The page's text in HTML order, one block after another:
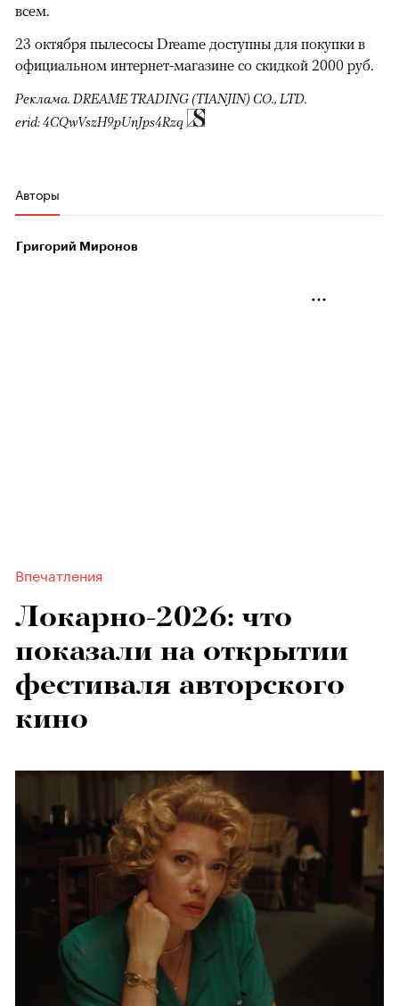
всем.
23 октября пылесосы Dreame доступны для покупки в
официальном интернет-магазине со скидкой 2000 руб.
Реклама. DREAME TRADING (TIANJIN) CO., LTD.
erid: 4CQwVszH9pUnJps4Rzq
Авторы
Григорий Миронов
Впечатления
Локарно-2026: что
показали на открытии
фестиваля авторского
кино